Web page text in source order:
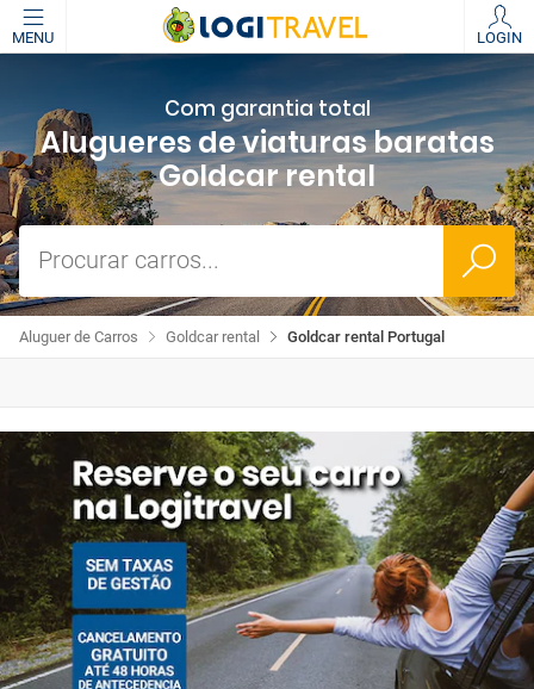
MENU LOGIN
Com garantia total
Alugueres de viaturas baratas
Goldcar rental
Procurar carros...
Goldcar rental Portugal
Goldcar rental
Aluguer de Carros